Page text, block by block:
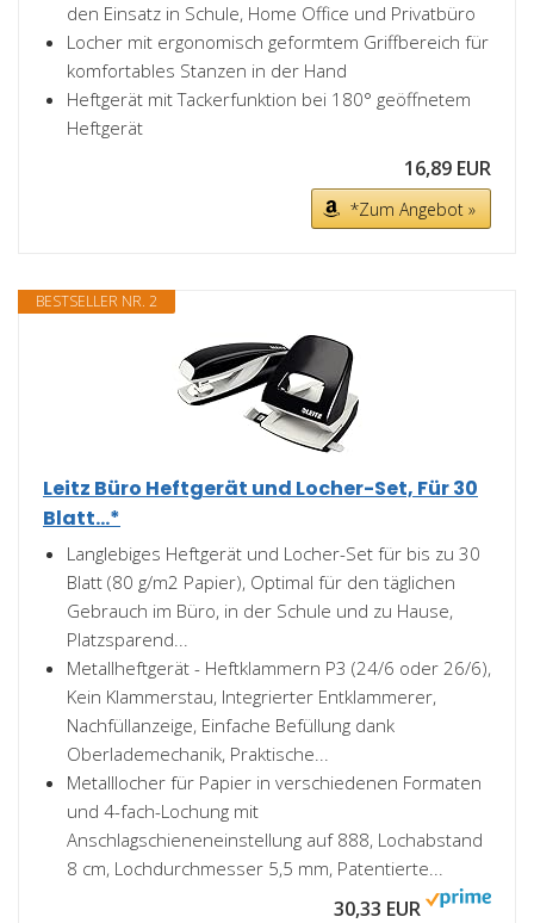
den Einsatz in Schule, Home Office und Privatbüro
Locher mit ergonomisch geformtem Griffbereich für
komfortables Stanzen in der Hand
Heftgerät mit Tackerfunktion bei 180° geöffnetem
Heftgerät
16,89 EUR
*Zum Angebot »
BESTSELLER NR. 2
Leitz Büro Heftgerät und Locher-Set, Für 30
Blatt...*
Langlebiges Heftgerät und Locher-Set für bis zu 30
Blatt (80 g/m2 Papier), Optimal für den täglichen
Gebrauch im Büro, in der Schule und zu Hause,
Platzsparend...
Metallheftgerät - Heftklammern P3 (24/6 oder 26/6),
Kein Klammerstau, Integrierter Entklammerer,
Nachfüllanzeige, Einfache Befüllung dank
Oberlademechanik, Praktische...
Metalllocher für Papier in verschiedenen Formaten
und 4-fach-Lochung mit
Anschlagschieneneinstellung auf 888, Lochabstand
8 cm, Lochdurchmesser 5,5 mm, Patentierte...
30,33 EUR